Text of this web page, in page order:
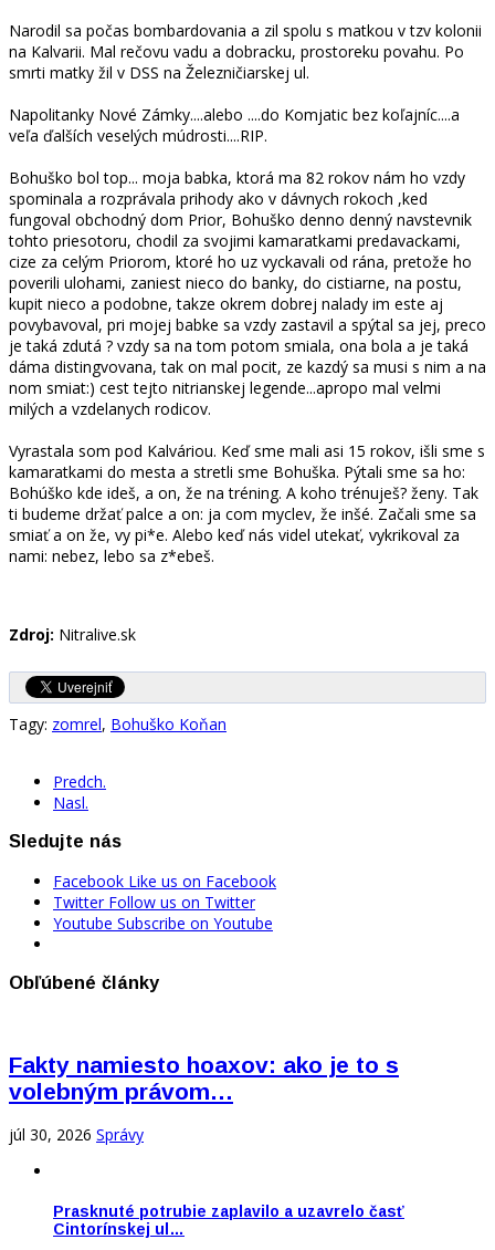
Narodil sa počas bombardovania a zil spolu s matkou v tzv kolonii
na Kalvarii. Mal rečovu vadu a dobracku, prostoreku povahu. Po
smrti matky žil v DSS na Železničiarskej ul.
Napolitanky Nové Zámky....alebo ....do Komjatic bez koľajníc....a
veľa ďalších veselých múdrosti....RIP.
Bohuško bol top... moja babka, ktorá ma 82 rokov nám ho vzdy
spominala a rozprávala prihody ako v dávnych rokoch ,ked
fungoval obchodný dom Prior, Bohuško denno denný navstevnik
tohto priesotoru, chodil za svojimi kamaratkami predavackami,
cize za celým Priorom, ktoré ho uz vyckavali od rána, pretože ho
poverili ulohami, zaniest nieco do banky, do cistiarne, na postu,
kupit nieco a podobne, takze okrem dobrej nalady im este aj
povybavoval, pri mojej babke sa vzdy zastavil a spýtal sa jej, preco
je taká zdutá ? vzdy sa na tom potom smiala, ona bola a je taká
dáma distingvovana, tak on mal pocit, ze kazdý sa musi s nim a na
nom smiat:) cest tejto nitrianskej legende...apropo mal velmi
milých a vzdelanych rodicov.
Vyrastala som pod Kalváriou. Keď sme mali asi 15 rokov, išli sme s
kamaratkami do mesta a stretli sme Bohuška. Pýtali sme sa ho:
Bohúško kde ideš, a on, že na tréning. A koho trénuješ? ženy. Tak
ti budeme držať palce a on: ja com myclev, že inšé. Začali sme sa
smiať a on že, vy pi*e. Alebo keď nás videl utekať, vykrikoval za
nami: nebez, lebo sa z*ebeš.
Zdroj: Nitralive.sk
Tagy: zomrel, Bohuško Koňan
Predch.
Nasl.
Sledujte nás
Facebook Like us on Facebook
Twitter Follow us on Twitter
Youtube Subscribe on Youtube
Obľúbené články
Fakty namiesto hoaxov: ako je to s
volebným právom…
júl 30, 2026 Správy
Prasknuté potrubie zaplavilo a uzavrelo časť
Cintorínskej ul…